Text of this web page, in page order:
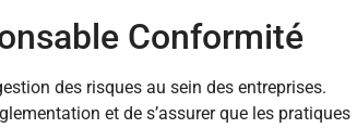
Conformité
des risques au sein des entreprises.
et de s’assurer que les pratiques